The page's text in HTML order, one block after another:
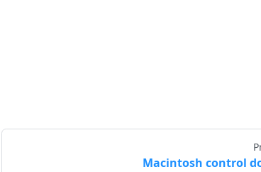
Macintosh control